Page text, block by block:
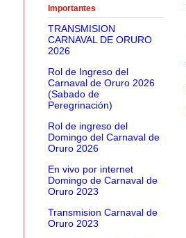
Importantes
TRANSMISION
CARNAVAL DE ORURO
2026
Rol de Ingreso del
Carnaval de Oruro 2026
(Sabado de
Peregrinación)
Rol de ingreso del
Domingo del Carnaval de
Oruro 2026
En vivo por internet
Domingo de Carnaval de
Oruro 2023
Transmision Carnaval de
Oruro 2023